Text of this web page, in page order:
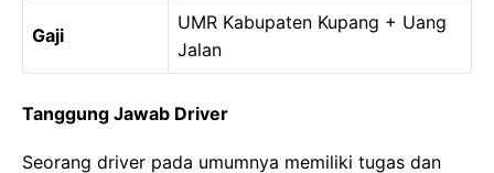
Gaji
UMR Kabupaten Kupang + Uang
Jalan
Tanggung Jawab Driver
Seorang driver pada umumnya memiliki tugas dan